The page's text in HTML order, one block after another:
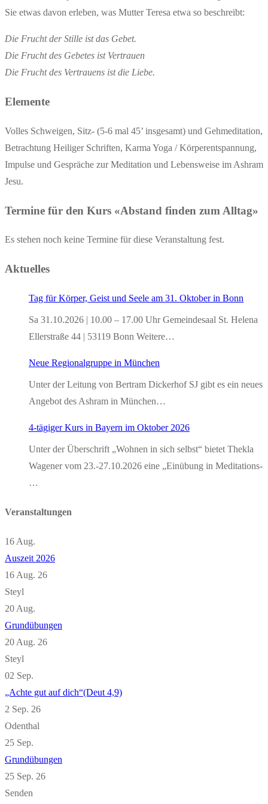
Sie etwas davon erleben, was Mutter Teresa etwa so beschreibt:
Die Frucht der Stille ist das Gebet.
Die Frucht des Gebetes ist Vertrauen
Die Frucht des Vertrauens ist die Liebe.
Elemente
Volles Schweigen, Sitz- (5-6 mal 45’ insgesamt) und Gehmeditation,
Betrachtung Heiliger Schriften, Karma Yoga / Körperentspannung,
Impulse und Gespräche zur Meditation und Lebensweise im Ashram
Jesu.
Termine für den Kurs «Abstand finden zum Alltag»
Es stehen noch keine Termine für diese Veranstaltung fest.
Aktuelles
Tag für Körper, Geist und Seele am 31. Oktober in Bonn
Sa 31.10.2026 | 10.00 – 17.00 Uhr Gemeindesaal St. Helena
Ellerstraße 44 | 53119 Bonn Weitere…
Neue Regionalgruppe in München
Unter der Leitung von Bertram Dickerhof SJ gibt es ein neues
Angebot des Ashram in München…
4-tägiger Kurs in Bayern im Oktober 2026
Unter der Überschrift „Wohnen in sich selbst“ bietet Thekla
Wagener vom 23.-27.10.2026 eine „Einübung in Meditations-
…
Veranstaltungen
16 Aug.
Auszeit 2026
16 Aug. 26
Steyl
20 Aug.
Grundübungen
20 Aug. 26
Steyl
02 Sep.
„Achte gut auf dich“(Deut 4,9)
2 Sep. 26
Odenthal
25 Sep.
Grundübungen
25 Sep. 26
Senden